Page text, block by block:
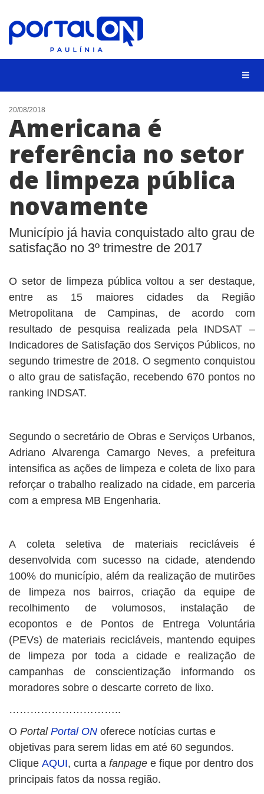
CIDADES
EVENTOS
EMPREGO
ANIVERSÁRIO DAS CIDADES
ANUNCIE
CONTATO
20/08/2018
Americana é
referência no setor
de limpeza pública
novamente
Município já havia conquistado alto grau de
satisfação no 3º trimestre de 2017
O setor de limpeza pública voltou a ser destaque,
entre as 15 maiores cidades da Região
Metropolitana de Campinas, de acordo com
resultado de pesquisa realizada pela INDSAT –
Indicadores de Satisfação dos Serviços Públicos, no
segundo trimestre de 2018. O segmento conquistou
o alto grau de satisfação, recebendo 670 pontos no
ranking INDSAT.
Segundo o secretário de Obras e Serviços Urbanos,
Adriano Alvarenga Camargo Neves, a prefeitura
intensifica as ações de limpeza e coleta de lixo para
reforçar o trabalho realizado na cidade, em parceria
com a empresa MB Engenharia.
A coleta seletiva de materiais recicláveis é
desenvolvida com sucesso na cidade, atendendo
100% do município, além da realização de mutirões
de limpeza nos bairros, criação da equipe de
recolhimento de volumosos, instalação de
ecopontos e de Pontos de Entrega Voluntária
(PEVs) de materiais recicláveis, mantendo equipes
de limpeza por toda a cidade e realização de
campanhas de conscientização informando os
moradores sobre o descarte correto de lixo.
…………………………..
O Portal Portal ON oferece notícias curtas e
objetivas para serem lidas em até 60 segundos.
Clique AQUI, curta a fanpage e fique por dentro dos
principais fatos da nossa região.